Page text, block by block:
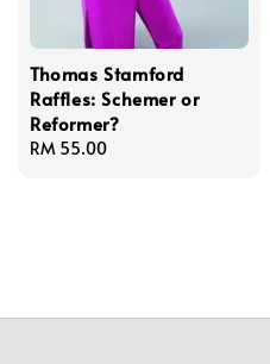
Thomas Stamford
Raffles: Schemer or
Reformer?
Regular
RM 55.00